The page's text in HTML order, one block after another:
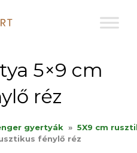
5×9 cm
réz
gyertyák » 5X9 cm
fénylő réz